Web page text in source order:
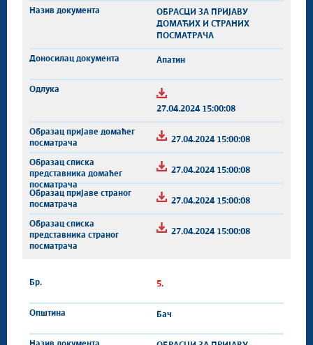
ОБРАСЦИ ЗА ПРИЈАВУ
ДОМАЋИХ И СТРАНИХ
ПОСМАТРАЧА
Апатин
27.04.2024 15:00:08
27.04.2024 15:00:08
27.04.2024 15:00:08
27.04.2024 15:00:08
27.04.2024 15:00:08
5.
Бач